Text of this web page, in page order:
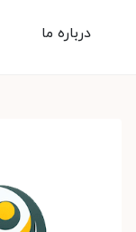
درباره ما